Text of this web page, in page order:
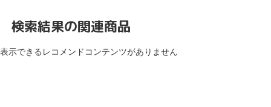
検索結果の関連商品
表示できるレコメンドコンテンツがありません